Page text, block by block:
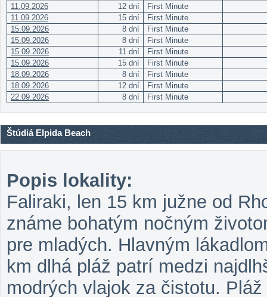
11.09.2026
12 dní
First Minute
11.09.2026
15 dní
First Minute
15.09.2026
8 dní
First Minute
15.09.2026
8 dní
First Minute
15.09.2026
11 dní
First Minute
15.09.2026
15 dní
First Minute
18.09.2026
8 dní
First Minute
18.09.2026
12 dní
First Minute
22.09.2026
8 dní First Minute
Štúdiá Elpida Beach
Popis lokality:
Faliraki, len 15 km južne od
známe bohatým nočným
pre mladých. Hlavným
km dlhá pláž patrí medzi
modrých vlajok za čistotu.